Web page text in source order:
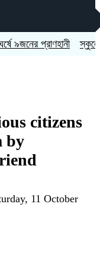
প্রাণহানী স্কুলে
citizens
by
11 October